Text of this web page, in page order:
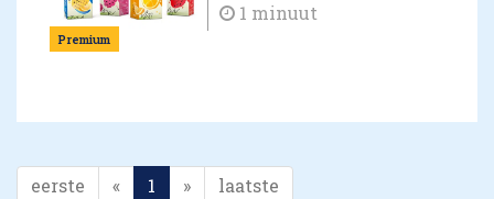
Premium
1 minuut
eerste « 1 » laatste